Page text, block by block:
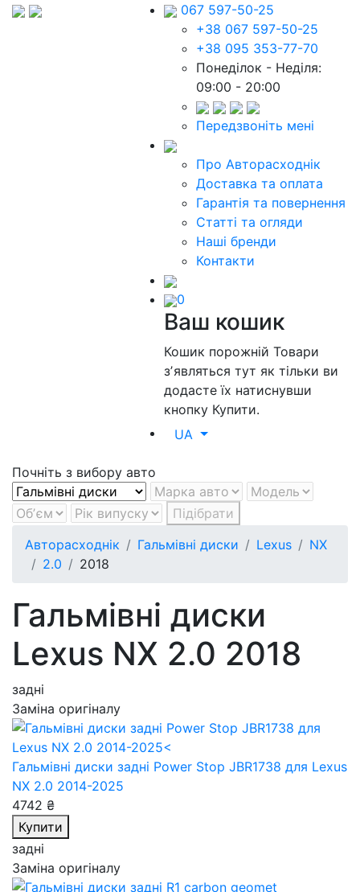
067 597-50-25
+38 067 597-50-25
+38 095 353-77-70
Понеділок - Неділя:
09:00 - 20:00
Передзвоніть мені
Про Авторасходнік
Доставка та оплата
Гарантія та повернення
Статті та огляди
Наші бренди
Контакти
0
Ваш кошик
Кошик порожнійТовари
зʼявляться тут як тільки ви
додасте їх натиснувши
кнопку Купити.
UA
Почніть з вибору авто
Підібрати
Авторасходнік
Гальмівні диски Lexus
NX
2.0
2018
Гальмівні диски
Lexus NX 2.0 2018
задні
Заміна оригіналу
Гальмівні диски задні Power Stop JBR1738 для Lexus
NX 2.0 2014-2025
4742 ₴
Купити
задні
Заміна оригіналу